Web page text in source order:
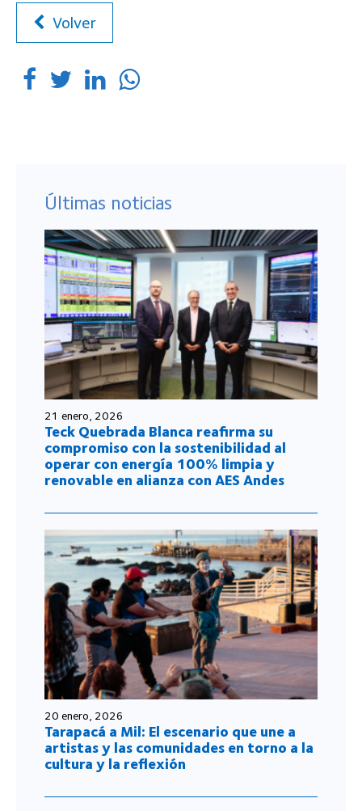
Volver
Últimas noticias
21 enero, 2026
Teck Quebrada Blanca reafirma su
compromiso con la sostenibilidad al
operar con energía 100% limpia y
renovable en alianza con AES Andes
20 enero, 2026
Tarapacá a Mil: El escenario que une a
artistas y las comunidades en torno a la
cultura y la reflexión